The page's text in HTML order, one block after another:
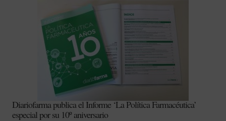
Diariofarma publica el Informe ‘La Política Farmacéutica’
especial por su 10º aniversario